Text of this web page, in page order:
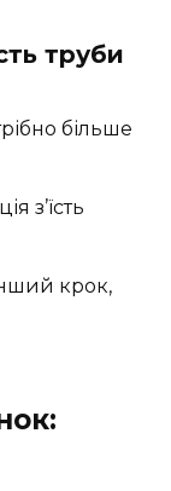
труби
більше
з’їсть
крок,